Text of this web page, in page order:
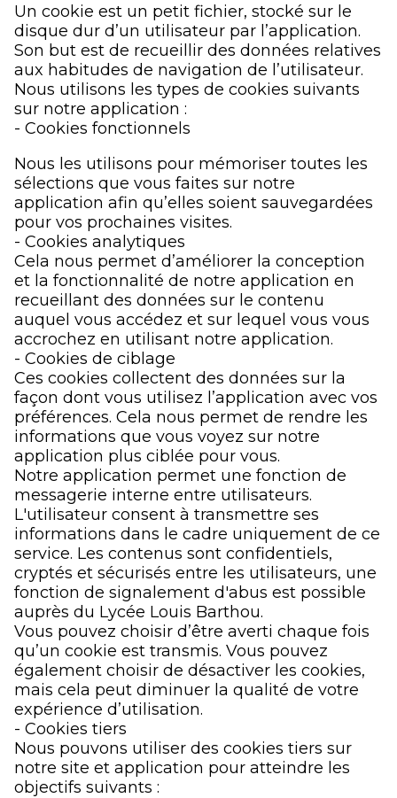
Un cookie est un petit fichier, stocké sur le
disque dur d’un utilisateur par l’application.
Son but est de recueillir des données relatives
aux habitudes de navigation de l’utilisateur.
Nous utilisons les types de cookies suivants
sur notre application :
- Cookies fonctionnels
Nous les utilisons pour mémoriser toutes les
sélections que vous faites sur notre
application afin qu’elles soient sauvegardées
pour vos prochaines visites.
- Cookies analytiques
Cela nous permet d’améliorer la conception
et la fonctionnalité de notre application en
recueillant des données sur le contenu
auquel vous accédez et sur lequel vous vous
accrochez en utilisant notre application.
- Cookies de ciblage
Ces cookies collectent des données sur la
façon dont vous utilisez l’application avec vos
préférences. Cela nous permet de rendre les
informations que vous voyez sur notre
application plus ciblée pour vous.
Notre application permet une fonction de
messagerie interne entre utilisateurs.
L'utilisateur consent à transmettre ses
informations dans le cadre uniquement de ce
service. Les contenus sont confidentiels,
cryptés et sécurisés entre les utilisateurs, une
fonction de signalement d'abus est possible
auprès du Lycée Louis Barthou.
Vous pouvez choisir d’être averti chaque fois
qu’un cookie est transmis. Vous pouvez
également choisir de désactiver les cookies,
mais cela peut diminuer la qualité de votre
expérience d’utilisation.
- Cookies tiers
Nous pouvons utiliser des cookies tiers sur
notre site et application pour atteindre les
objectifs suivants :